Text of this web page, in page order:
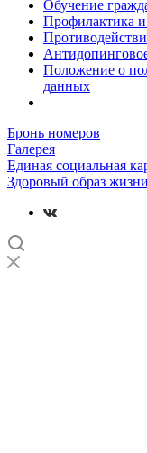
Обучение
Профилактика
Положение о
данных
Бронь номеров
Галерея
Единая социальная
Здоровый образ жизни